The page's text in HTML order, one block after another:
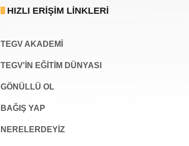
HIZLI ERIŞIM LINKLERI
TEGV AKADEMI
TEGV'İN EĞİTİM DÜNYASI
GÖNÜLLÜ OL
BAĞIŞ YAP
NERELERDEYİZ